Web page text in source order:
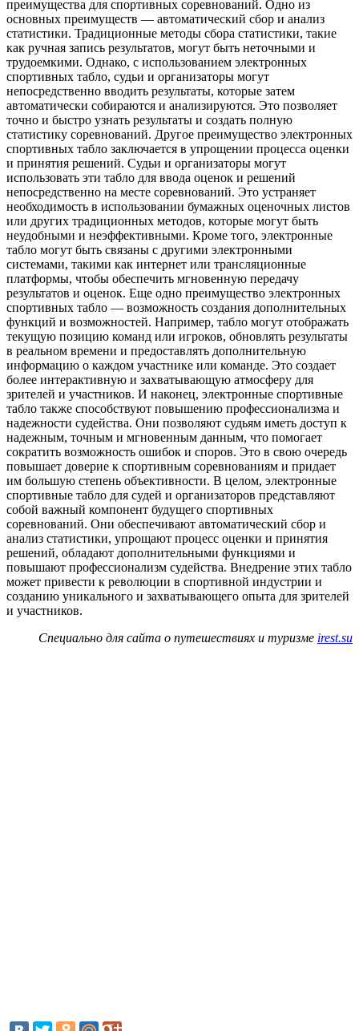
преимущества для спортивных соревнований. Одно из
основных преимуществ — автоматический сбор и анализ
статистики. Традиционные методы сбора статистики, такие
как ручная запись результатов, могут быть неточными и
трудоемкими. Однако, с использованием электронных
спортивных табло, судьи и организаторы могут
непосредственно вводить результаты, которые затем
автоматически собираются и анализируются. Это позволяет
точно и быстро узнать результаты и создать полную
статистику соревнований. Другое преимущество электронных
спортивных табло заключается в упрощении процесса оценки
и принятия решений. Судьи и организаторы могут
использовать эти табло для ввода оценок и решений
непосредственно на месте соревнований. Это устраняет
необходимость в использовании бумажных оценочных листов
или других традиционных методов, которые могут быть
неудобными и неэффективными. Кроме того, электронные
табло могут быть связаны с другими электронными
системами, такими как интернет или трансляционные
платформы, чтобы обеспечить мгновенную передачу
результатов и оценок. Еще одно преимущество электронных
спортивных табло — возможность создания дополнительных
функций и возможностей. Например, табло могут отображать
текущую позицию команд или игроков, обновлять результаты
в реальном времени и предоставлять дополнительную
информацию о каждом участнике или команде. Это создает
более интерактивную и захватывающую атмосферу для
зрителей и участников. И наконец, электронные спортивные
табло также способствуют повышению профессионализма и
надежности судейства. Они позволяют судьям иметь доступ к
надежным, точным и мгновенным данным, что помогает
сократить возможность ошибок и споров. Это в свою очередь
повышает доверие к спортивным соревнованиям и придает
им большую степень объективности. В целом, электронные
спортивные табло для судей и организаторов представляют
собой важный компонент будущего спортивных
соревнований. Они обеспечивают автоматический сбор и
анализ статистики, упрощают процесс оценки и принятия
решений, обладают дополнительными функциями и
повышают профессионализм судейства. Внедрение этих табло
может привести к революции в спортивной индустрии и
созданию уникального и захватывающего опыта для зрителей
и участников.
Специально для сайта о путешествиях и туризме irest.su